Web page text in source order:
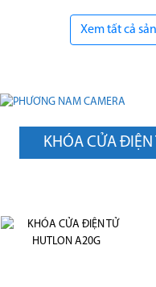
Xem tất cả
KHÓA CỬA ĐIỆN